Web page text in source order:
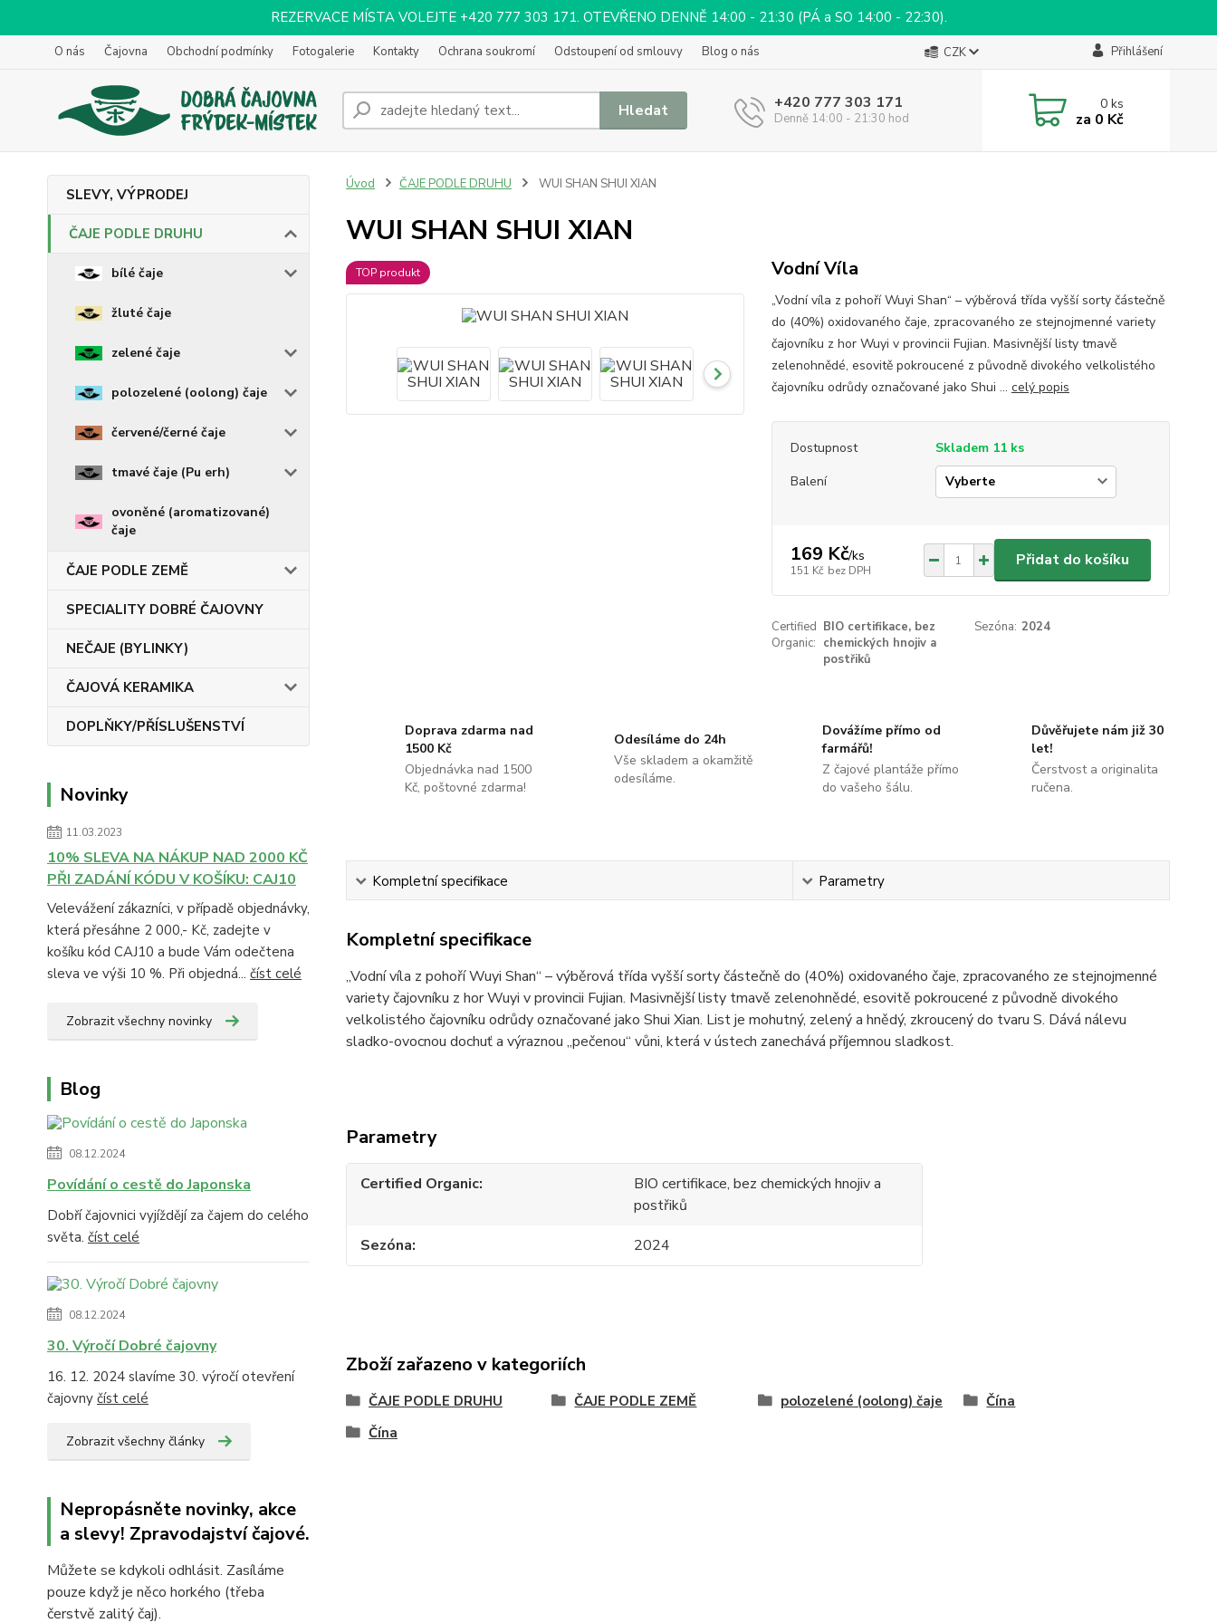
REZERVACE MÍSTA VOLEJTE +420 777 303 171. OTEVŘENO DENNĚ 14:00 - 21:30 (PÁ a SO 14:00 - 22:30).
O nás Čajovna Obchodní podmínky Fotogalerie Kontakty Ochrana soukromí Odstoupení od smlouvy Blog o nás CZK Přihlášení
Hledat +420 777 303 171
Denně 14:00 - 21:30 hod
0ks
za 0 Kč
SLEVY, VÝPRODEJ
ČAJE PODLE DRUHU
bílé čaje
žluté čaje
zelené čaje
polozelené (oolong) čaje
červené/černé čaje
tmavé čaje (Pu erh)
ovoněné (aromatizované)
čaje
ČAJE PODLE ZEMĚ
SPECIALITY DOBRÉ ČAJOVNY
NEČAJE (BYLINKY)
ČAJOVÁ KERAMIKA
DOPLŇKY/PŘÍSLUŠENSTVÍ
Novinky
11.03.2023
10% SLEVA NA NÁKUP NAD 2000 KČ
PŘI ZADÁNÍ KÓDU V KOŠÍKU: CAJ10
Velevážení zákazníci, v případě objednávky,
která přesáhne 2 000,- Kč, zadejte v
košíku kód CAJ10 a bude Vám odečtena
sleva ve výši 10 %. Při objedná... číst celé
Zobrazit všechny novinky
Blog
08.12.2024
Povídání o cestě do Japonska
Dobří čajovnici vyjíždějí za čajem do celého
světa. číst celé
08.12.2024
30. Výročí Dobré čajovny
16. 12. 2024 slavíme 30. výročí otevření
čajovny číst celé
Zobrazit všechny články
Nepropásněte novinky, akce
a slevy! Zpravodajství čajové.
Můžete se kdykoli odhlásit. Zasíláme
pouze když je něco horkého (třeba
čerstvě zalitý čaj).
Úvod ČAJE PODLE DRUHU WUI SHAN SHUI XIAN
WUI SHAN SHUI XIAN
TOP produkt Vodní Víla
„Vodní víla z pohoří Wuyi Shan“ – výběrová třída vyšší sorty částečně
do (40%) oxidovaného čaje, zpracovaného ze stejnojmenné variety
čajovníku z hor Wuyi v provincii Fujian. Masivnější listy tmavě
zelenohnědé, esovitě pokroucené z původně divokého velkolistého
čajovníku odrůdy označované jako Shui ... celý popis
Dostupnost
Skladem 11 ks
Balení
169 Kč/ks
151 Kč bez DPH
Přidat do košíku
Certified
Organic:
BIO certifikace, bez
chemických hnojiv a
postřiků
Sezóna: 2024
Doprava zdarma nad
1500 Kč
Objednávka nad 1500
Kč, poštovné zdarma!
Odesíláme do 24h
Vše skladem a okamžitě
odesíláme.
Dovážíme přímo od
farmářů!
Z čajové plantáže přímo
do vašeho šálu.
Důvěřujete nám již 30
let!
Čerstvost a originalita
ručena.
Kompletní specifikace Parametry
Kompletní specifikace
„Vodní víla z pohoří Wuyi Shan“ – výběrová třída vyšší sorty částečně do (40%) oxidovaného čaje, zpracovaného ze stejnojmenné
variety čajovníku z hor Wuyi v provincii Fujian. Masivnější listy tmavě zelenohnědé, esovitě pokroucené z původně divokého
velkolistého čajovníku odrůdy označované jako Shui Xian. List je mohutný, zelený a hnědý, zkroucený do tvaru S. Dává nálevu
sladko-ovocnou dochuť a výraznou „pečenou“ vůni, která v ústech zanechává příjemnou sladkost.
Parametry
Certified Organic
BIO certifikace, bez chemických hnojiv a
postřiků
Sezóna
2024
Zboží zařazeno v kategoriích
ČAJE PODLE DRUHU ČAJE PODLE ZEMĚ polozelené (oolong) čaje
Čína
Čína